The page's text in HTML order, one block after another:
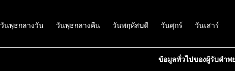
วันพุธกลางวัน วันพุธกลางคืน วันพฤหัสบดี วันศุกร์ วันเสาร์
ข้อมูลทั่วไปของผู้รับคำพ